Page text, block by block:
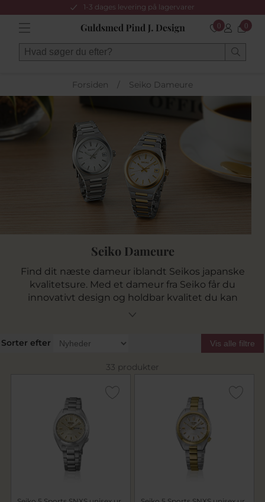
1-3 dages levering på lagervarer
0 0
Forsiden / Seiko Dameure
Seiko Dameure
Find dit næste dameur iblandt Seikos japanske
kvalitetsure. Med et dameur fra Seiko får du
innovativt design og holdbar kvalitet du kan
regne med. Gå på opdagelse iblandt de vildt
Presage for at fine et dameur du er sikker på vil
blive genkendt. Er du i tvivl om hvilken
størrelse ur du skal vælge, så tag et kig i
Sorter efter Vis alle filtre
33 produkter